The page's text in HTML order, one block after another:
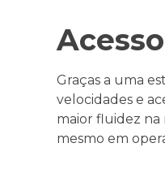
Graças a uma
velocidades e
maior fluidez na
mesmo em